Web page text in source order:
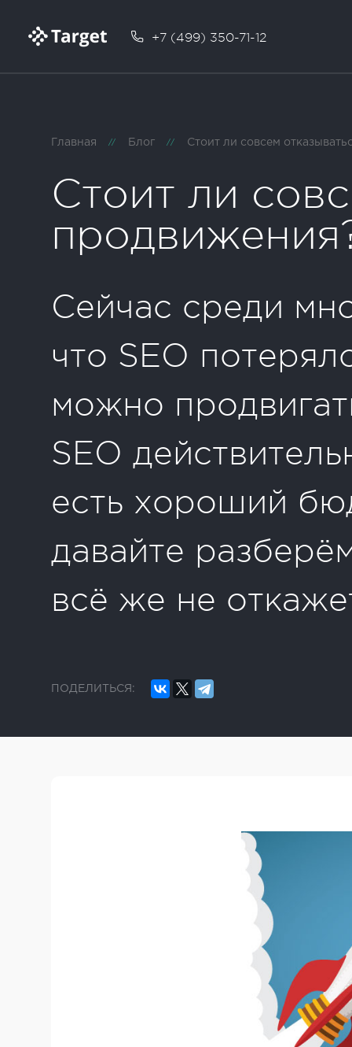
+7 (499) 350-71-12
Главная // Блог // Стоит ли совсем
Стоит ли
Сейчас среди
что SEO
можно
SEO
есть хороший
давайте
всё же не
ПОДЕЛИТЬСЯ: